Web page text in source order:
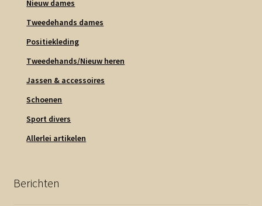
Nieuw dames
Tweedehands dames
Positiekleding
Tweedehands/Nieuw heren
Jassen & accessoires
Schoenen
Sport divers
Allerlei artikelen
Berichten